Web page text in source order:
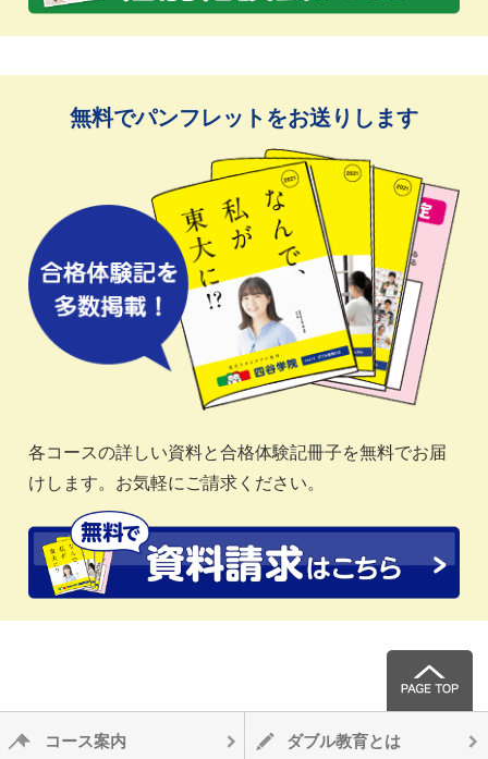
無料でパンフレットをお送りします
各コースの詳しい資料と合格体験記冊子を無料でお届
けします。お気軽にご請求ください。
コース案内 ダブル教育とは